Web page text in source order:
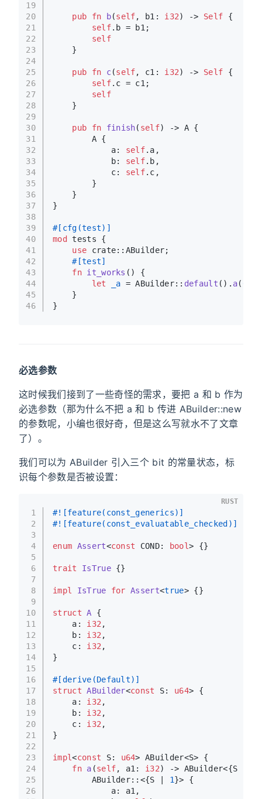
19
20
21
22
23
24
25
26
27
28
29
30
31
32
33
34
35
36
37
38
39
40
41
42
43
44
45
46
pub fn b(self, b1: i32) -> Self {
self.b = b1;
self
    }
pub fn c(self, c1: i32) -> Self {
self.c = c1;
self
    }
pub fn finish( self) -> A {
        A {
            a:
self.a,
            b:
self.b,
            c:
self.c,
        }
    }
}
#[cfg(test)]
mod
tests {
use crate::ABuilder;
#[test]
fn it_works () {
let
_a = ABuilder:: default (). a(
    }
}
必选参数
这时候我们接到了一些奇怪的需求，要把 a 和 b 作为
必选参数（那为什么不把 a 和 b 传进 ABuilder::new
的参数呢，小编也很好奇，但是这么写就水不了文章
了）。
我们可以为 ABuilder 引入三个 bit 的常量状态，标
识每个参数是否被设置：
1
2
3
4
5
6
7
8
9
10
11
12
13
14
15
16
17
18
19
20
21
22
23
24
25
26
#![feature(const_generics)]
#![feature(const_evaluatable_checked)]
enum Assert<const COND: bool> {}
trait IsTrue {}
impl IsTrue for Assert<true> {}
struct A {
    a:
i32 ,
    b:
i32 ,
    c:
i32 ,
}
#[derive(Default)]
struct ABuilder<const S: u64> {
    a:
i32 ,
    b:
i32 ,
    c:
i32 ,
}
impl<const S: u64> ABuilder<S> {
fn a (self, a1: i32) -> ABuilder<{S |
        ABuilder::<{S |
1}> {
            a: a1,
RUST